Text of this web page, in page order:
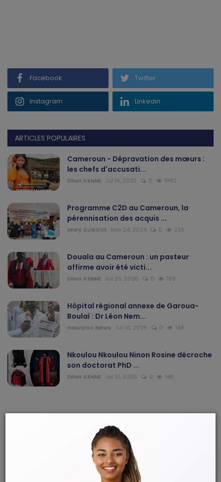
Vidéos
Société
Échos des collectivités
Chroniques
Nécrologie
Éditorial
Langue
Facebook Twitter
Instagram Linkedin
ARTICLES POPULAIRES
Cameroun - Dépravation des mœurs :
les chefs d'accusati...
Dilan KENNE Jul 19, 2022 0 1992
Programme C2D au Cameroun, la
pérennisation des acquis ...
Mary DJIEGUE Mai 24, 2024 0 235
Douala au Cameroun : un pasteur
affirme avoir été victi...
Dilan KENNE Jul 25, 2026 0 168
Hôpital régional annexe de Garoua-
Boulaï : Dr Léon Nem...
Haurizon News Jul 10, 2026 0 148
Nkoulou Nkoulou Ninon Rosine décroche
son doctorat PhD ...
Dilan KENNE Jul 31, 2026 0 148